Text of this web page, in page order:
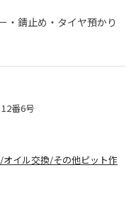
・錆止め・タイヤ預かり
番6号
イル交換/その他ピット作